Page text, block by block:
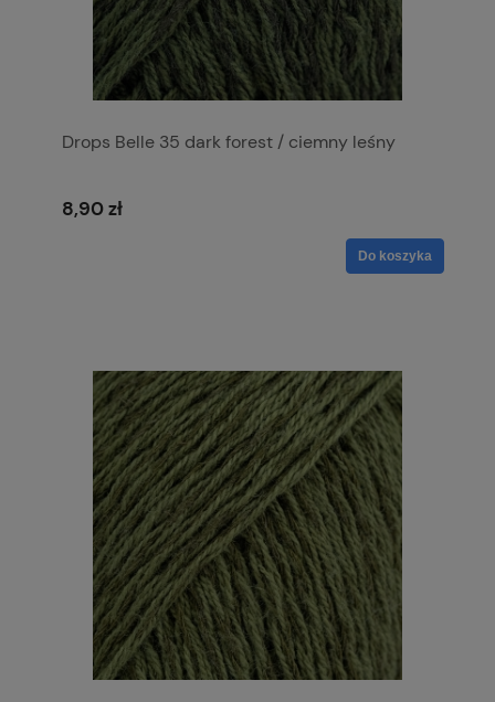
Drops Belle 35 dark forest / ciemny leśny
8,90 zł
Do koszyka